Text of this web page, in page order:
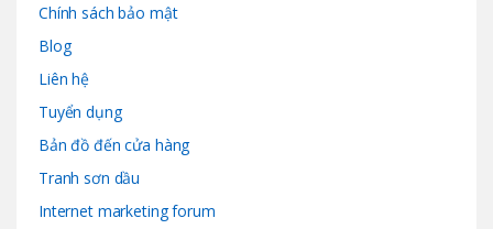
Chính sách bảo mật
Blog
Liên hệ
Tuyển dụng
Bản đồ đến cửa hàng
Tranh sơn dầu
Internet marketing forum